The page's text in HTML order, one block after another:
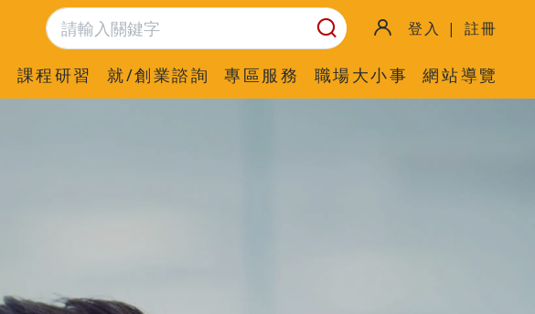
登入 | 註冊
課程研習 就/創業諮詢 專區服務 職場大小事 網站導覽